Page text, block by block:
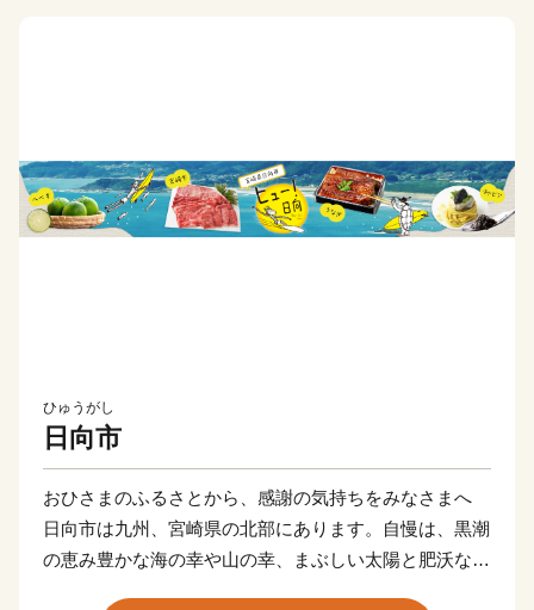
ひゅうがし
日向市
おひさまのふるさとから、感謝の気持ちをみなさまへ
日向市は九州、宮崎県の北部にあります。自慢は、黒潮
の恵み豊かな海の幸や山の幸、まぶしい太陽と肥沃な大